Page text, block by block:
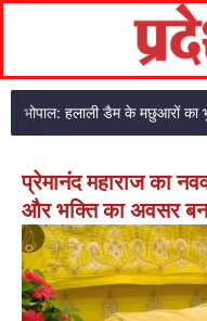
भोपाल: हलाली डैम के मछुआरों का
प्रेमानंद महाराज का
और भक्ति का अवसर